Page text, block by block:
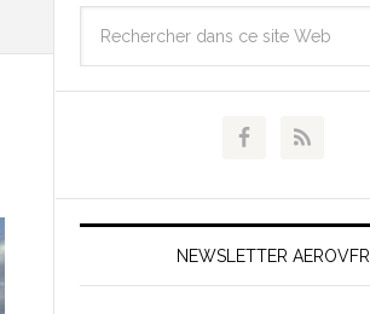
NEWSLETTER AEROVFR